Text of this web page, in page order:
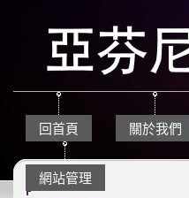
回首頁 關於我們
網站管理